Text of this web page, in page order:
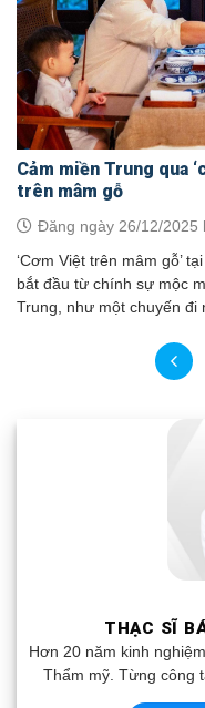
Cảm miền Trung qua
trên mâm gỗ
Đăng ngày 26/12/2025
‘Cơm Việt trên mâm gỗ’
bắt đầu từ chính sự mộc
Trung, như một chuyến đi
THẠC SĨ
Hơn 20 năm kinh
Thẩm mỹ. Từng công